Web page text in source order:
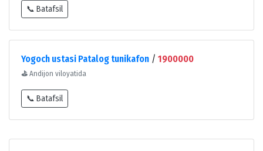
📞 Batafsil
Yogoch ustasi Patalog tunikafon / 1900000
⛳ Andijon viloyatida
📞 Batafsil